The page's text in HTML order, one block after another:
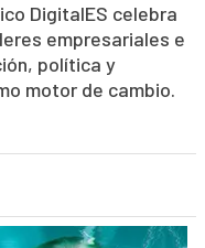
DigitalES celebra
empresariales e
política y
motor de cambio.